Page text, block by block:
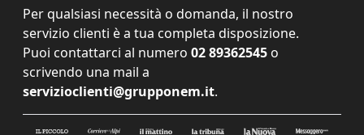
Per qualsiasi necessità o domanda, il nostro
servizio clienti è a tua completa disposizione.
Puoi contattarci al numero 02 89362545 o
scrivendo una mail a
servizioclienti@grupponem.it.